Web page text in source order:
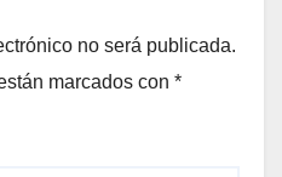
no será publicada.
marcados con *